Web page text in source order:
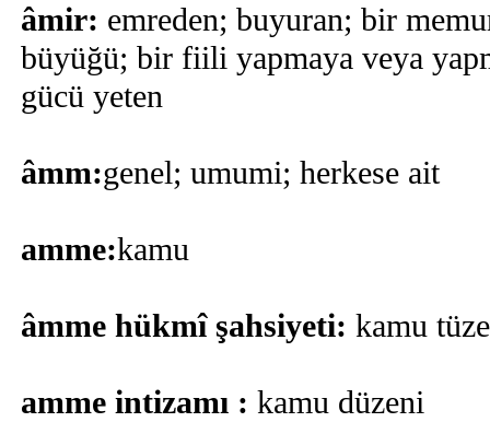
âmir: emreden; buyuran; bir
büyüğü; bir fiili yapmaya veya
gücü yeten
âmm:genel; umumi; herkese ait
amme:kamu
âmme hükmî şahsiyeti: kamu
amme intizamı : kamu düzeni